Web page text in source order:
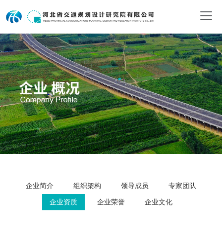
企业简介 组织架构 领导成员 专家团队
企业资质 企业荣誉 企业文化